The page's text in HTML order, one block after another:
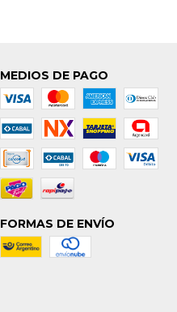
MEDIOS DE PAGO
FORMAS DE ENVÍO